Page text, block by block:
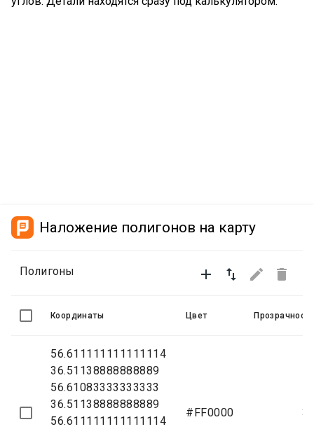
Наложение полигонов на карту
   
Полигоны
Координаты Цвет
56.611111111111114
36.51138888888889
56.61083333333333
36.51138888888889
56.611111111111114
#FF0000